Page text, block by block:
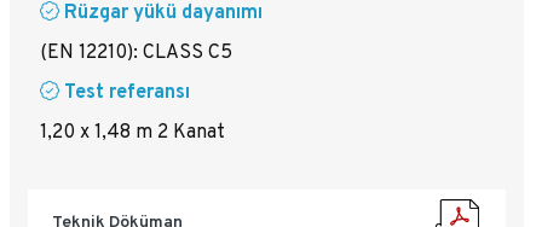
Rüzgar yükü dayanımı
(EN 12210): CLASS C5
Test referansı
1,20 x 1,48 m 2 Kanat